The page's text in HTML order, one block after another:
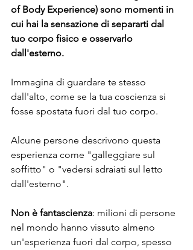
of Body Experience) sono momenti in
cui hai la sensazione di separarti dal
tuo corpo fisico e osservarlo
dall'esterno.
Immagina di guardare te stesso
dall'alto, come se la tua coscienza si
fosse spostata fuori dal tuo corpo.
Alcune persone descrivono questa
esperienza come "galleggiare sul
soffitto" o "vedersi sdraiati sul letto
dall'esterno".
Non è fantascienza: milioni di persone
nel mondo hanno vissuto almeno
un'esperienza fuori dal corpo, spesso